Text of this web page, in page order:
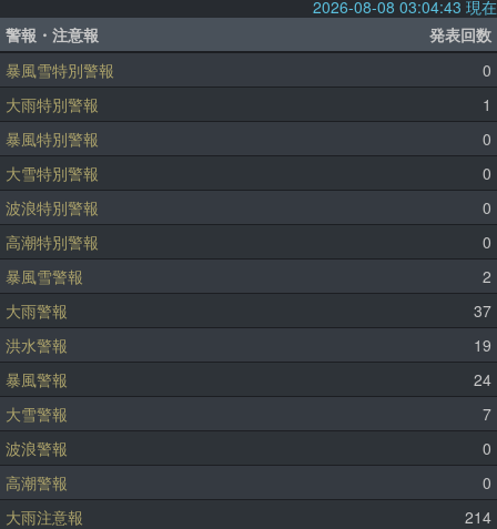
2026-08-08 03:04:43 現在
警報・注意報
発表回数
暴風雪特別警報
0
大雨特別警報
1
暴風特別警報
0
大雪特別警報
0
波浪特別警報
0
高潮特別警報
0
暴風雪警報
2
大雨警報
37
洪水警報
19
暴風警報
24
大雪警報
7
波浪警報
0
高潮警報
0
大雨注意報
214